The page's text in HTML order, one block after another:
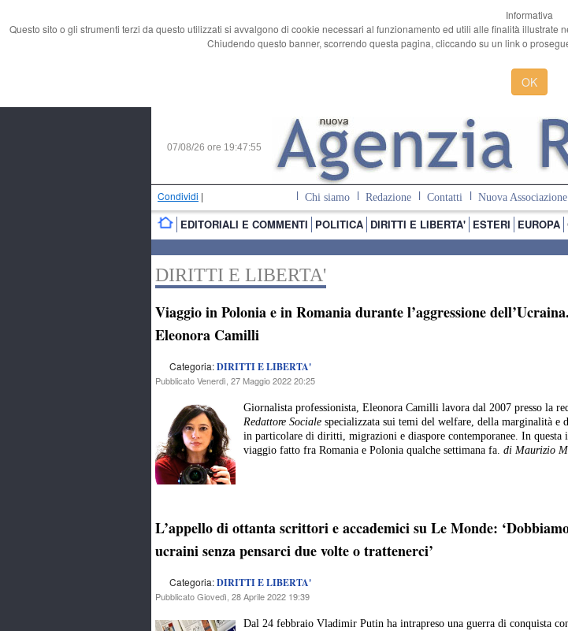
Informativa
Questo sito o gli strumenti terzi da questo utilizzati si avvalgono di cookie necessari al funzionamento ed utili alle finalità
Chiudendo questo banner, scorrendo questa pagina, cliccando su un link o
OK
07/08/26 ore 19:47:56
Condividi | Chi siamo Redazione Contatti Nuova
EDITORIALI E COMMENTI POLITICA DIRITTI E LIBERTA' ESTERI EUROPA
DIRITTI E LIBERTA'
Viaggio in Polonia e in Romania durante l’aggressione
Eleonora Camilli
Categoria:DIRITTI E LIBERTA'
Pubblicato Venerdì, 27 Maggio 2022 20:25
Giornalista professionista, Eleonora Camilli lavora dal 2007 presso la
Redattore Sociale specializzata sui temi del welfare, della marginalità e
in particolare di diritti, migrazioni e diaspore contemporanee. In questa
viaggio fatto fra Romania e Polonia qualche settimana fa. di Maurizio
L’appello di ottanta scrittori e accademici su Le Monde:
ucraini senza pensarci due volte o trattenerci’
Categoria:DIRITTI E LIBERTA'
Pubblicato Giovedì, 28 Aprile 2022 19:39
Dal 24 febbraio Vladimir Putin ha intrapreso una guerra di conquista